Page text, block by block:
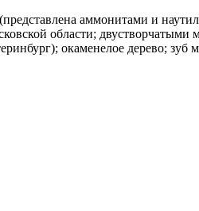
аммонитами и
области;
окаменелое дерево; зуб